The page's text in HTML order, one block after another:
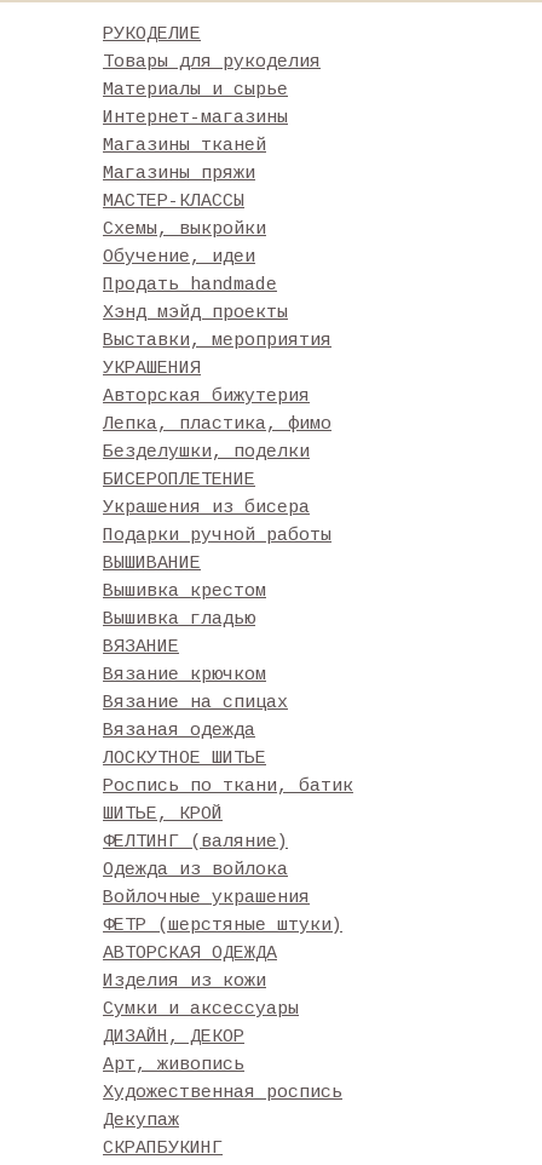
РУКОДЕЛИЕ
Товары для рукоделия
Материалы и сырье
Интернет-магазины
Магазины тканей
Магазины пряжи
МАСТЕР-КЛАССЫ
Схемы, выкройки
Обучение, идеи
Продать handmade
Хэнд мэйд проекты
Выставки, мероприятия
УКРАШЕНИЯ
Авторская бижутерия
Лепка, пластика, фимо
Безделушки, поделки
БИСЕРОПЛЕТЕНИЕ
Украшения из бисера
Подарки ручной работы
ВЫШИВАНИЕ
Вышивка крестом
Вышивка гладью
ВЯЗАНИЕ
Вязание крючком
Вязание на спицах
Вязаная одежда
ЛОСКУТНОЕ ШИТЬЕ
Роспись по ткани, батик
ШИТЬЕ, КРОЙ
ФЕЛТИНГ (валяние)
Одежда из войлока
Войлочные украшения
ФЕТР (шерстяные штуки)
АВТОРСКАЯ ОДЕЖДА
Изделия из кожи
Сумки и аксессуары
ДИЗАЙН, ДЕКОР
Арт, живопись
Художественная роспись
Декупаж
СКРАПБУКИНГ